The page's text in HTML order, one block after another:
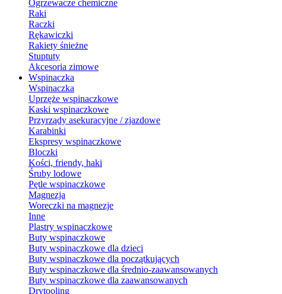
Ogrzewacze chemiczne
Raki
Raczki
Rękawiczki
Rakiety śnieżne
Stuptuty
Akcesoria zimowe
Wspinaczka
Wspinaczka
Uprzęże wspinaczkowe
Kaski wspinaczkowe
Przyrządy asekuracyjne / zjazdowe
Karabinki
Ekspresy wspinaczkowe
Bloczki
Kości, friendy, haki
Śruby lodowe
Pętle wspinaczkowe
Magnezja
Woreczki na magnezje
Inne
Plastry wspinaczkowe
Buty wspinaczkowe
Buty wspinaczkowe dla dzieci
Buty wspinaczkowe dla początkujących
Buty wspinaczkowe dla średnio-zaawansowanych
Buty wspinaczkowe dla zaawansowanych
Drytooling